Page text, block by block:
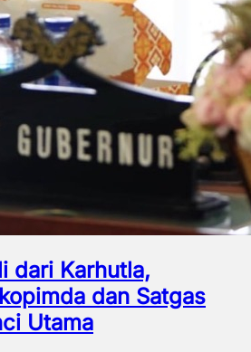
dari Karhutla,
dan Satgas
Utama